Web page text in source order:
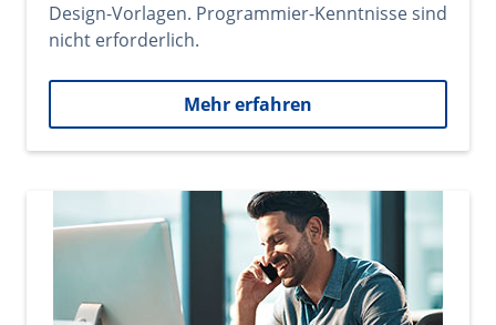
Design-Vorlagen. Programmier-Kenntnisse sind
nicht erforderlich.
Mehr erfahren